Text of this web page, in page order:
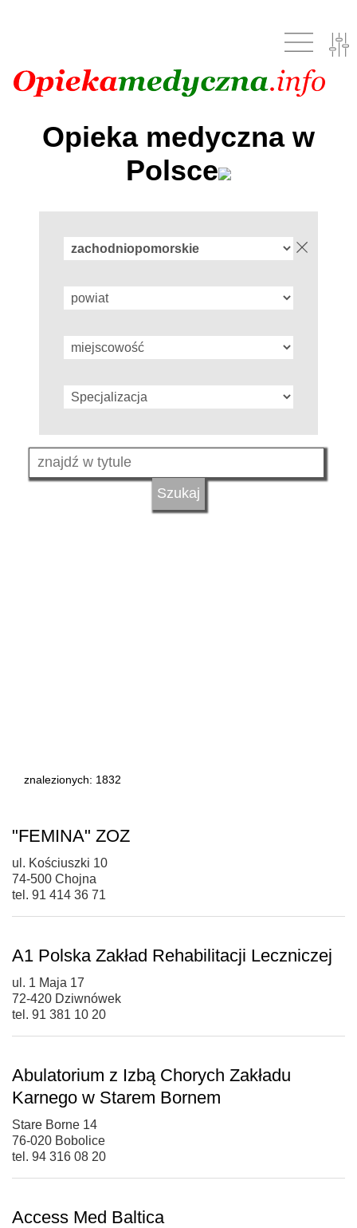
Opieka medyczna w
Polsce
znalezionych: 1832
"FEMINA" ZOZ
ul. Kościuszki 10
74-500 Chojna
tel. 91 414 36 71
A1 Polska Zakład Rehabilitacji Leczniczej
ul. 1 Maja 17
72-420 Dziwnówek
tel. 91 381 10 20
Abulatorium z Izbą Chorych Zakładu
Karnego w Starem Bornem
Stare Borne 14
76-020 Bobolice
tel. 94 316 08 20
Access Med Baltica